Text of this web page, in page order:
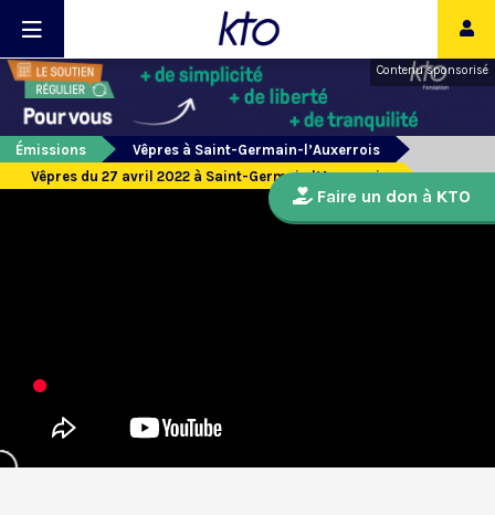
Contenu sponsorisé
Émissions
Vêpres à Saint-Germain-l’Auxerrois
Vêpres du 27 avril 2022 à Saint-Germain l’Auxerrois
Faire un don à KTO